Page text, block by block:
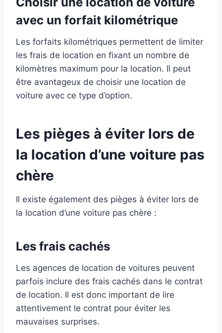
avec un forfait kilométrique
Les forfaits kilométriques permettent de limiter
les frais de location en fixant un nombre de
kilomètres maximum pour la location. Il peut
être avantageux de choisir une location de
voiture avec ce type d’option.
Les pièges à éviter lors de
la location d’une voiture pas
chère
Il existe également des pièges à éviter lors de
la location d’une voiture pas chère :
Les frais cachés
Les agences de location de voitures peuvent
parfois inclure des frais cachés dans le contrat
de location. Il est donc important de lire
attentivement le contrat pour éviter les
mauvaises surprises.